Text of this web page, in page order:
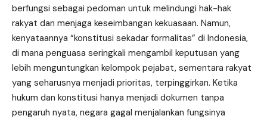
berfungsi sebagai pedoman untuk melindungi hak-hak
rakyat dan menjaga keseimbangan kekuasaan. Namun,
kenyataannya “konstitusi sekadar formalitas” di Indonesia,
di mana penguasa seringkali mengambil keputusan yang
lebih menguntungkan kelompok pejabat, sementara rakyat
yang seharusnya menjadi prioritas, terpinggirkan. Ketika
hukum dan konstitusi hanya menjadi dokumen tanpa
pengaruh nyata, negara gagal menjalankan fungsinya